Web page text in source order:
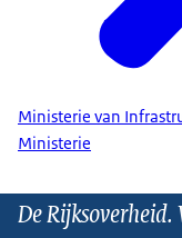
Ministerie van
Ministerie
De